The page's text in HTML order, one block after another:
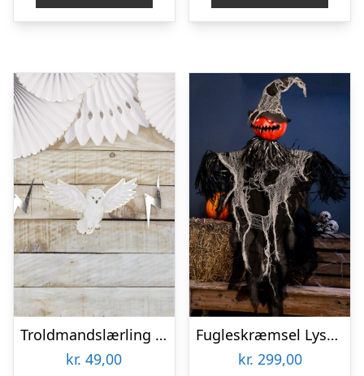
Troldmandslærling Guirlande
kr. 49,00
Fugleskræmsel Lysende
kr. 299,00